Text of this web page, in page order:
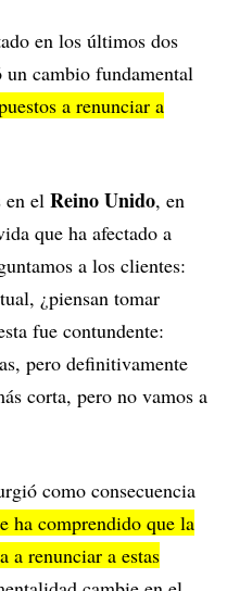
en los últimos dos
un cambio fundamental
a renunciar a
en el Reino Unido, en
que ha afectado a
a los clientes:
¿piensan tomar
fue contundente:
pero definitivamente
corta, pero no vamos a
como consecuencia
ha comprendido que la
a renunciar a estas